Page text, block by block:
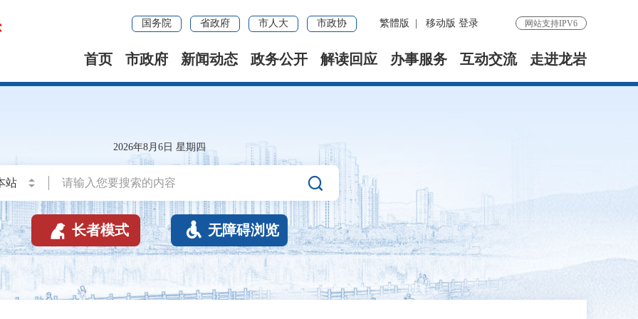
国务院 省政府 市人大 市政协 繁體版 移动版 登录 网站支持IPV6
首页 市政府 新闻动态 政务公开 解读回应 办事服务 互动交流 走进龙岩
2026年8月6日 星期四

 长者模式  无障碍浏览